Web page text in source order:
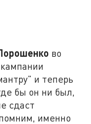
во
и теперь
бы он ни был,
сдаст
именно